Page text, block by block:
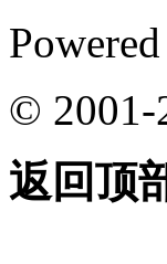
© 2001-
返回顶